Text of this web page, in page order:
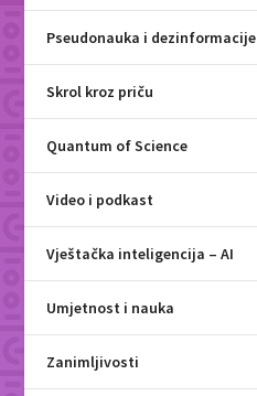
Pseudonauka i dezinformacije
Skrol kroz priču
Quantum of Science
Video i podkast
Vještačka inteligencija – AI
Umjetnost i nauka
Zanimljivosti